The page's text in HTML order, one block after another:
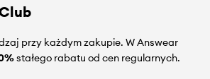
przy każdym zakupie. W Answear
stałego rabatu od cen regularnych.